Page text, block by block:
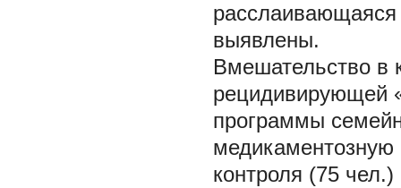
выявлены.
Вмешательство в
рецидивирующей
программы
медикаментозную
контроля (75